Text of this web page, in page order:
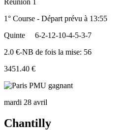
Réunion 1
1° Course - Départ prévu à 13:55
Quinte
6-2-12-10-4-5-3-7
2.0 €-NB de fois la mise: 56
3451.40 €
mardi 28 avril
Chantilly